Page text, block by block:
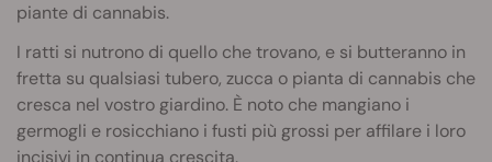
piante di cannabis.
I ratti si nutrono di quello che trovano, e si butteranno in
fretta su qualsiasi tubero, zucca o pianta di cannabis che
cresca nel vostro giardino. È noto che mangiano i
germogli e rosicchiano i fusti più grossi per affilare i loro
incisivi in continua crescita.